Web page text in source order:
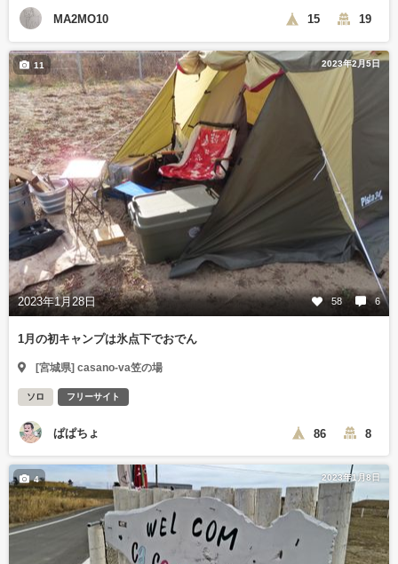
MA2MO10 15 19
2023年2月5日
2023年1月28日 58 6
11
1月の初キャンプは氷点下でおでん
[宮城県] casano-va笠の場
ソロ フリーサイト
ぱぱちょ 86 8
2023年1月8日
4